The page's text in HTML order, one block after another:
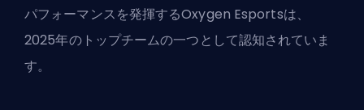
パフォーマンスを発揮するOxygen Esportsは、
2025年のトップチームの一つとして認知されていま
す。